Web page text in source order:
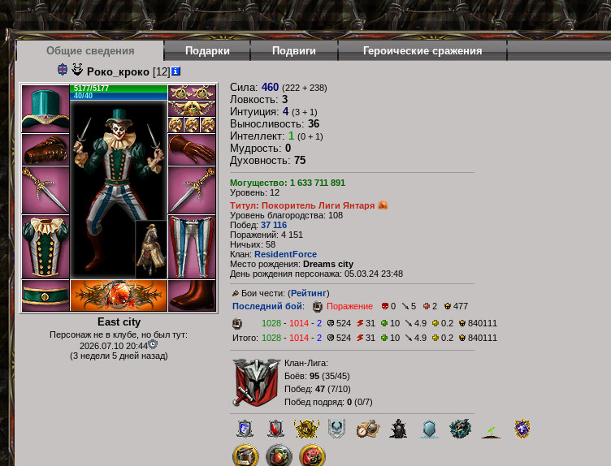
Общие сведения Подарки Подвиги
Героические сражения
Роко_кроко[12]
5177/5177
40/40
East city
Персонаж не в клубе, но был тут:
2026.07.10 20:44
(3 недели 5 дней назад)
Сила: 460 (222 + 238)
Ловкость: 3
Интуиция: 4 (3 + 1)
Выносливость: 36
Интеллект: 1 (0 + 1)
Мудрость: 0
Духовность: 75
Могущество: 1 633 711 891
Уровень: 12
Титул: Покоритель Лиги Янтаря
Уровень благородства: 108
Побед: 37 116
Поражений: 4 151
Ничьих: 58
Клан: ResidentForce
Место рождения: Dreams city
День рождения персонажа: 05.03.24 23:48
Бои чести: (Рейтинг)
Последний бой: Поражение 0 5 2
477
1028 - 1014 - 2 524 31 10 4.9 0.2
840111
Итого: 1028 - 1014 - 2 524 31 10 4.9 0.2 840111
Клан-Лига:
Боёв: 95 (35/45)
Побед: 47 (7/10)
Побед подряд: 0 (0/7)